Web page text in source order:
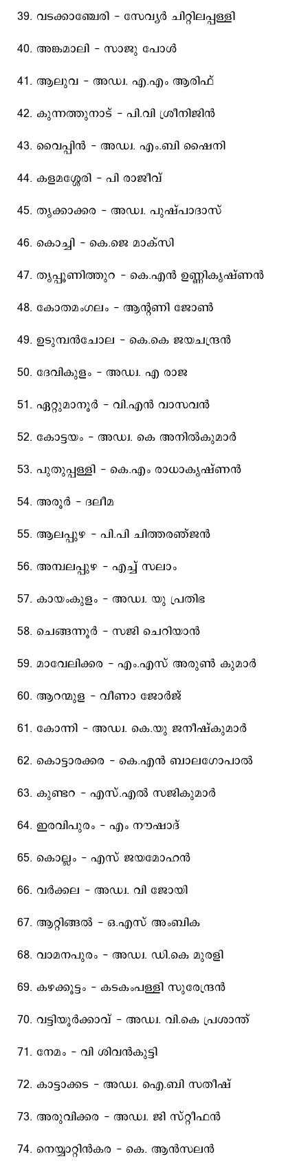
39. വടക്കാഞ്ചേരി - സേവ്യര്‍ ചിറ്റിലപ്പള്ളി
40. അങ്കമാലി - സാജു പോള്‍
41. ആലുവ - അഡ്വ. എ.എം ആരിഫ്‌
42. കുന്നത്തുനാട്‌ - പി.വി ശ്രീനിജിന്‍
43. വൈപ്പിന്‍ - അഡ്വ. എം.ബി ഷൈനി
44. കളമശ്ശേരി - പി രാജീവ്‌
45. തൃക്കാക്കര - അഡ്വ. പുഷ്‌പാദാസ്‌
46. കൊച്ചി - കെ.ജെ മാക്‌സി
47. തൃപ്പൂണിത്തുറ - കെ.എന്‍ ഉണ്ണികൃഷ്‌ണന്‍
48. കോതമംഗലം - ആന്റണി ജോണ്‍
49. ഉടുമ്പന്‍ചോല - കെ.കെ ജയചന്ദ്രന്‍
50. ദേവികുളം - അഡ്വ. എ രാജ
51. ഏറ്റുമാനൂര്‍ - വി.എന്‍ വാസവന്‍
52. കോട്ടയം - അഡ്വ. കെ അനില്‍കുമാര്‍
53. പുതുപ്പള്ളി - കെ.എം രാധാകൃഷ്‌ണന്‍
54. അരൂര്‍ - ദലീമ
55. ആലപ്പുഴ - പി.പി ചിത്തരഞ്‌ജന്‍
56. അമ്പലപ്പുഴ - എച്ച്‌ സലാം
57. കായംകുളം - അഡ്വ. യു പ്രതിഭ
58. ചെങ്ങന്നൂര്‍ - സജി ചെറിയാന്‍
59. മാവേലിക്കര - എം.എസ്‌ അരുണ്‍ കുമാര്‍
60. ആറന്മുള - വീണാ ജോര്‍ജ്
61. കോന്നി - അഡ്വ. കെ.യു ജനീഷ്‌കുമാര്‍
62. കൊട്ടാരക്കര - കെ.എന്‍ ബാലഗോപാല്‍
63. കുണ്ടറ - എസ്‌.എല്‍ സജികുമാര്‍
64. ഇരവിപുരം - എം നൗഷാദ്‌
65. കൊല്ലം - എസ്‌ ജയമോഹന്‍
66. വര്‍ക്കല - അഡ്വ. വി ജോയി
67. ആറ്റിങ്ങല്‍ - ഒ.എസ്‌ അംബിക
68. വാമനപുരം - അഡ്വ. ഡി.കെ മുരളി
69. കഴക്കൂട്ടം - കടകംപള്ളി സുരേന്ദ്രന്‍
70. വട്ടിയൂര്‍ക്കാവ്‌ - അഡ്വ. വി.കെ പ്രശാന്ത്‌
71. നേമം - വി ശിവന്‍കുട്ടി
72. കാട്ടാക്കട - അഡ്വ. ഐ.ബി സതീഷ്‌
73. അരുവിക്കര - അഡ്വ. ജി സ്റ്റീഫന്‍
74. നെയ്യാറ്റിന്‍കര - കെ. ആന്‍സലന്‍